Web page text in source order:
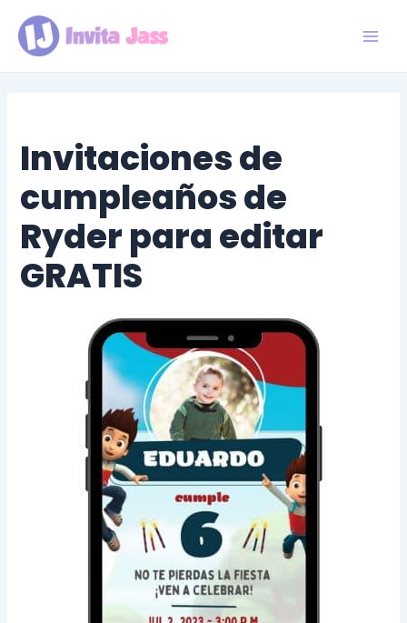
contenido
Invitaciones de
cumpleaños de
Ryder para editar
GRATIS